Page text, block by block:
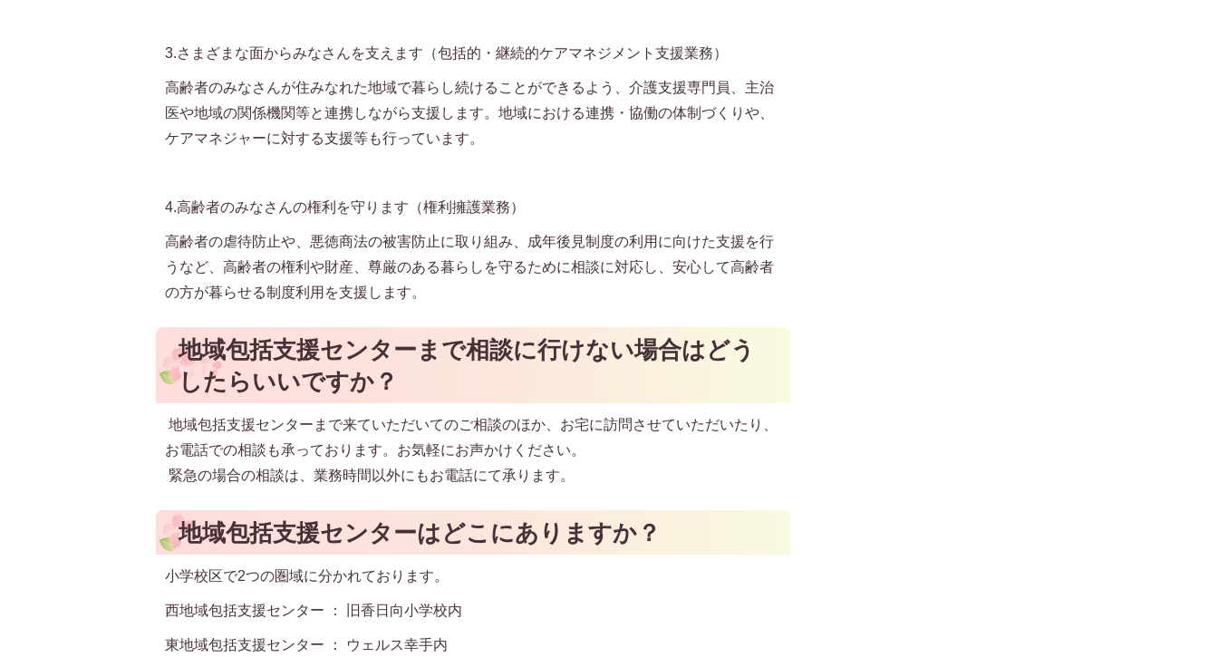
3.さまざまな面からみなさんを支えます（包括的・継続的ケアマネジメント支援業務）
高齢者のみなさんが住みなれた地域で暮らし続けることができるよう、介護支援専門員、主治
医や地域の関係機関等と連携しながら支援します。地域における連携・協働の体制づくりや、
ケアマネジャーに対する支援等も行っています。
4.高齢者のみなさんの権利を守ります（権利擁護業務）
高齢者の虐待防止や、悪徳商法の被害防止に取り組み、成年後見制度の利用に向けた支援を行
うなど、高齢者の権利や財産、尊厳のある暮らしを守るために相談に対応し、安心して高齢者
の方が暮らせる制度利用を支援します。
地域包括支援センターまで相談に行けない場合はどう
したらいいですか？
地域包括支援センターまで来ていただいてのご相談のほか、お宅に訪問させていただいたり、
お電話での相談も承っております。お気軽にお声かけください。
緊急の場合の相談は、業務時間以外にもお電話にて承ります。
地域包括支援センターはどこにありますか？
小学校区で2つの圏域に分かれております。
西地域包括支援センター ： 旧香日向小学校内
東地域包括支援センター ： ウェルス幸手内